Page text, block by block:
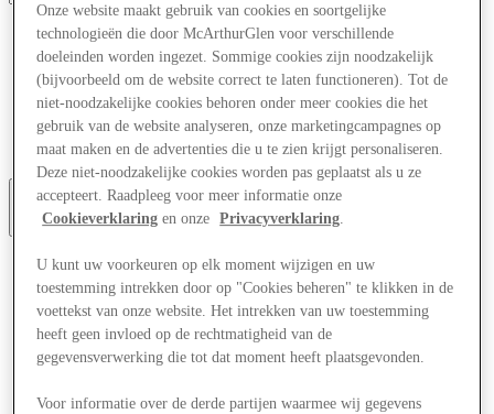
Winkels
Aanbiedingen
Plan je bezoek
Wat is er aan
Eet & Drink
Cadeaubonnen
Diensten
Meer
Onze website maakt gebruik van cookies en soortgelijke
technologieën die door McArthurGlen voor verschillende
doeleinden worden ingezet. Sommige cookies zijn noodzakelijk
(bijvoorbeeld om de website correct te laten functioneren). Tot de
niet-noodzakelijke cookies behoren onder meer cookies die het
gebruik van de website analyseren, onze marketingcampagnes op
maat maken en de advertenties die u te zien krijgt personaliseren.
Deze niet-noodzakelijke cookies worden pas geplaatst als u ze
accepteert. Raadpleeg voor meer informatie onze
Cookieverklaring en onze Privacyverklaring.
U kunt uw voorkeuren op elk moment wijzigen en uw
toestemming intrekken door op "Cookies beheren" te klikken in de
voettekst van onze website. Het intrekken van uw toestemming
heeft geen invloed op de rechtmatigheid van de
gegevensverwerking die tot dat moment heeft plaatsgevonden.
Voor informatie over de derde partijen waarmee wij gegevens